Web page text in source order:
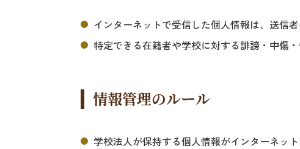
インターネットで受信した個人情報は、送信
特定できる在籍者や学校に対する誹謗・中傷
情報管理のルール
学校法人が保持する個人情報がインターネッ